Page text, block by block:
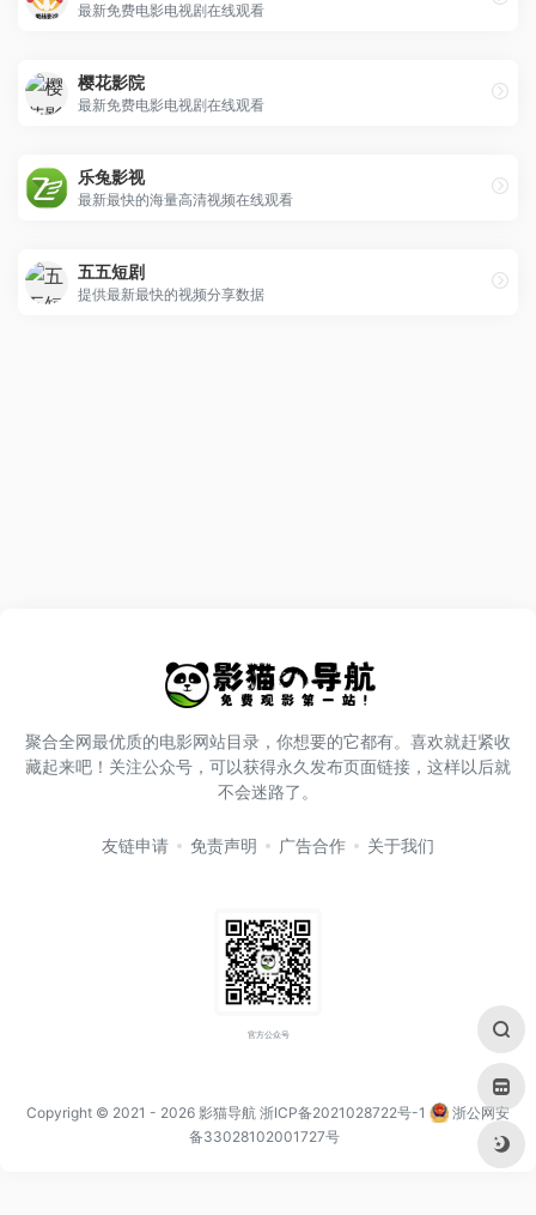
最新免费电影电视剧在线观看
樱花影院
最新免费电影电视剧在线观看
乐兔影视
最新最快的海量高清视频在线观看
五五短剧
提供最新最快的视频分享数据
聚合全网最优质的电影网站目录，你想要的它都有。喜欢就赶紧收
藏起来吧！关注公众号，可以获得永久发布页面链接，这样以后就
不会迷路了。
友链申请 免责声明 广告合作 关于我们
官方公众号
Copyright © 2021 - 2026 影猫导航 浙ICP备2021028722号-1
浙公网安
备33028102001727号